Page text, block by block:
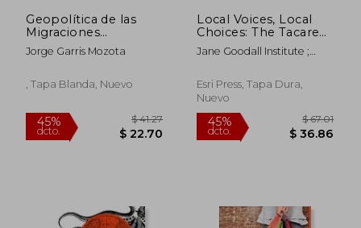
45%
dcto. $ 42.35
45%
dcto. $
Geopolítica de las
Migraciones
Internacionales:
Globalización,
Jorge Garris Mozota
, Tapa Blanda, Nuevo
Local Voices, Local
Choices: The Tacare
Approach to
Community-Led
Inglés)
Jane Goodall Institute ;
Esri Press, Tapa Dura,
Nuevo